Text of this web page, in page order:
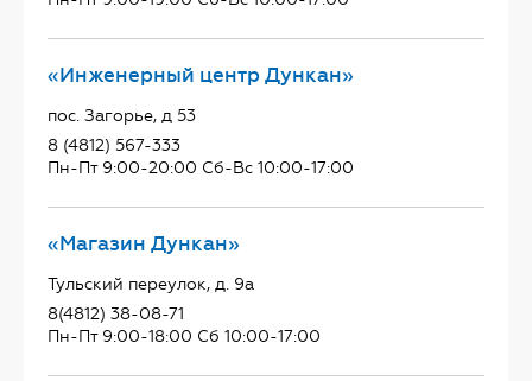
«Инженерный центр Дункан»
пос. Загорье, д 53
8 (4812) 567-333
Пн-Пт 9:00-20:00 Сб-Вс 10:00-17:00
«Магазин Дункан»
Тульский переулок, д. 9а
8(4812) 38-08-71
Пн-Пт 9:00-18:00 Сб 10:00-17:00